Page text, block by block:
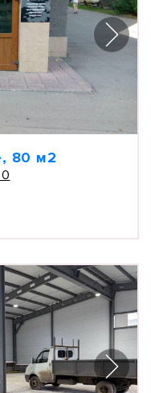
80 м2